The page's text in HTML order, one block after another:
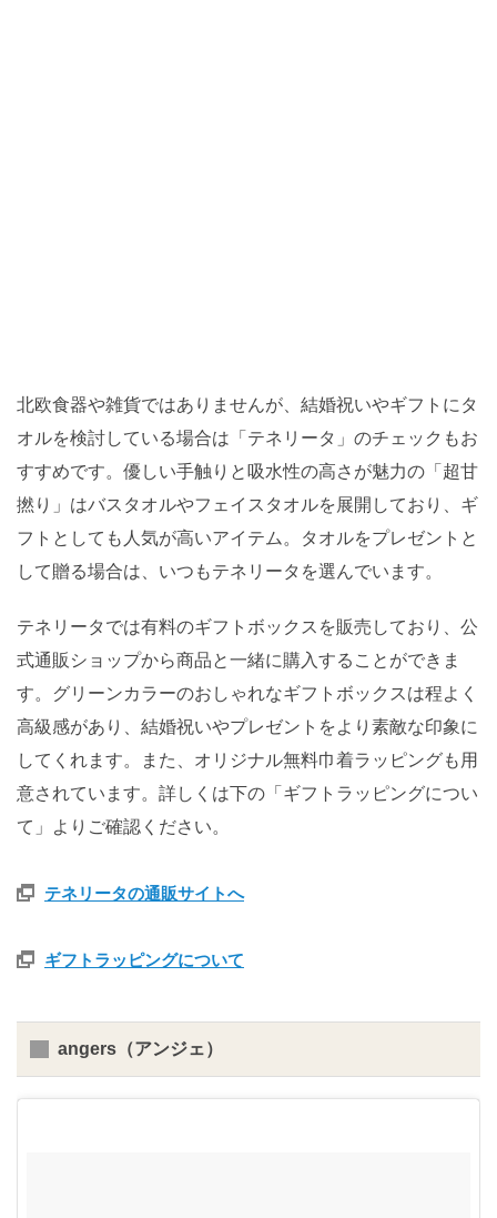
北欧食器や雑貨ではありませんが、結婚祝いやギフトにタ
オルを検討している場合は「テネリータ」のチェックもお
すすめです。優しい手触りと吸水性の高さが魅力の「超甘
撚り」はバスタオルやフェイスタオルを展開しており、ギ
フトとしても人気が高いアイテム。タオルをプレゼントと
して贈る場合は、いつもテネリータを選んでいます。
テネリータでは有料のギフトボックスを販売しており、公
式通販ショップから商品と一緒に購入することができま
す。グリーンカラーのおしゃれなギフトボックスは程よく
高級感があり、結婚祝いやプレゼントをより素敵な印象に
してくれます。また、オリジナル無料巾着ラッピングも用
意されています。詳しくは下の「ギフトラッピングについ
て」よりご確認ください。
テネリータの通販サイトへ
ギフトラッピングについて
angers（アンジェ）